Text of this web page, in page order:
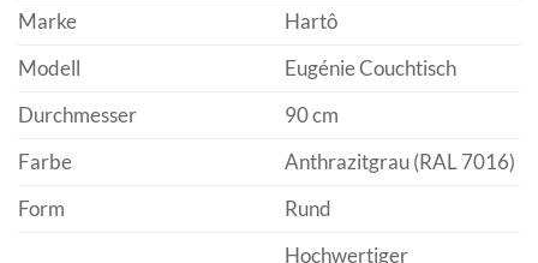
Marke
Hartô
Modell
Eugénie Couchtisch
Durchmesser
90 cm
Farbe
Anthrazitgrau (RAL 7016)
Form
Rund
Hochwertiger